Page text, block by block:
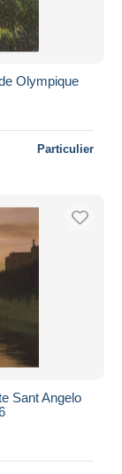
Olympique
Particulier
Sant Angelo